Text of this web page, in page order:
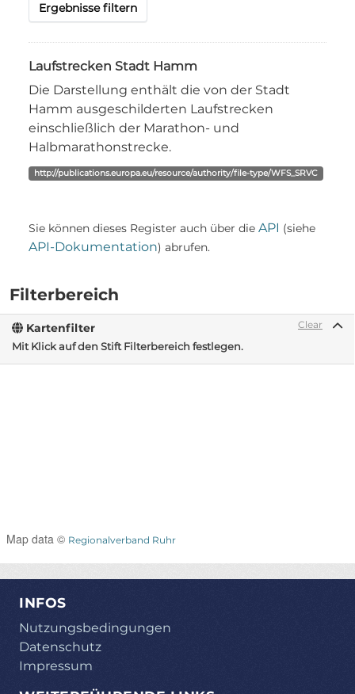
Filterbereich
Clear
Kartenfilter
Mit Klick auf den Stift Filterbereich festlegen.
Map data © Regionalverband Ruhr
Ergebnisse filtern
Laufstrecken Stadt Hamm
Die Darstellung enthält die von der Stadt
Hamm ausgeschilderten Laufstrecken
einschließlich der Marathon- und
Halbmarathonstrecke.
http://publications.europa.eu/resource/authority/file-type/WFS_SRVC
Sie können dieses Register auch über die API (siehe
API-Dokumentation) abrufen.
INFOS
Nutzungsbedingungen
Datenschutz
Impressum